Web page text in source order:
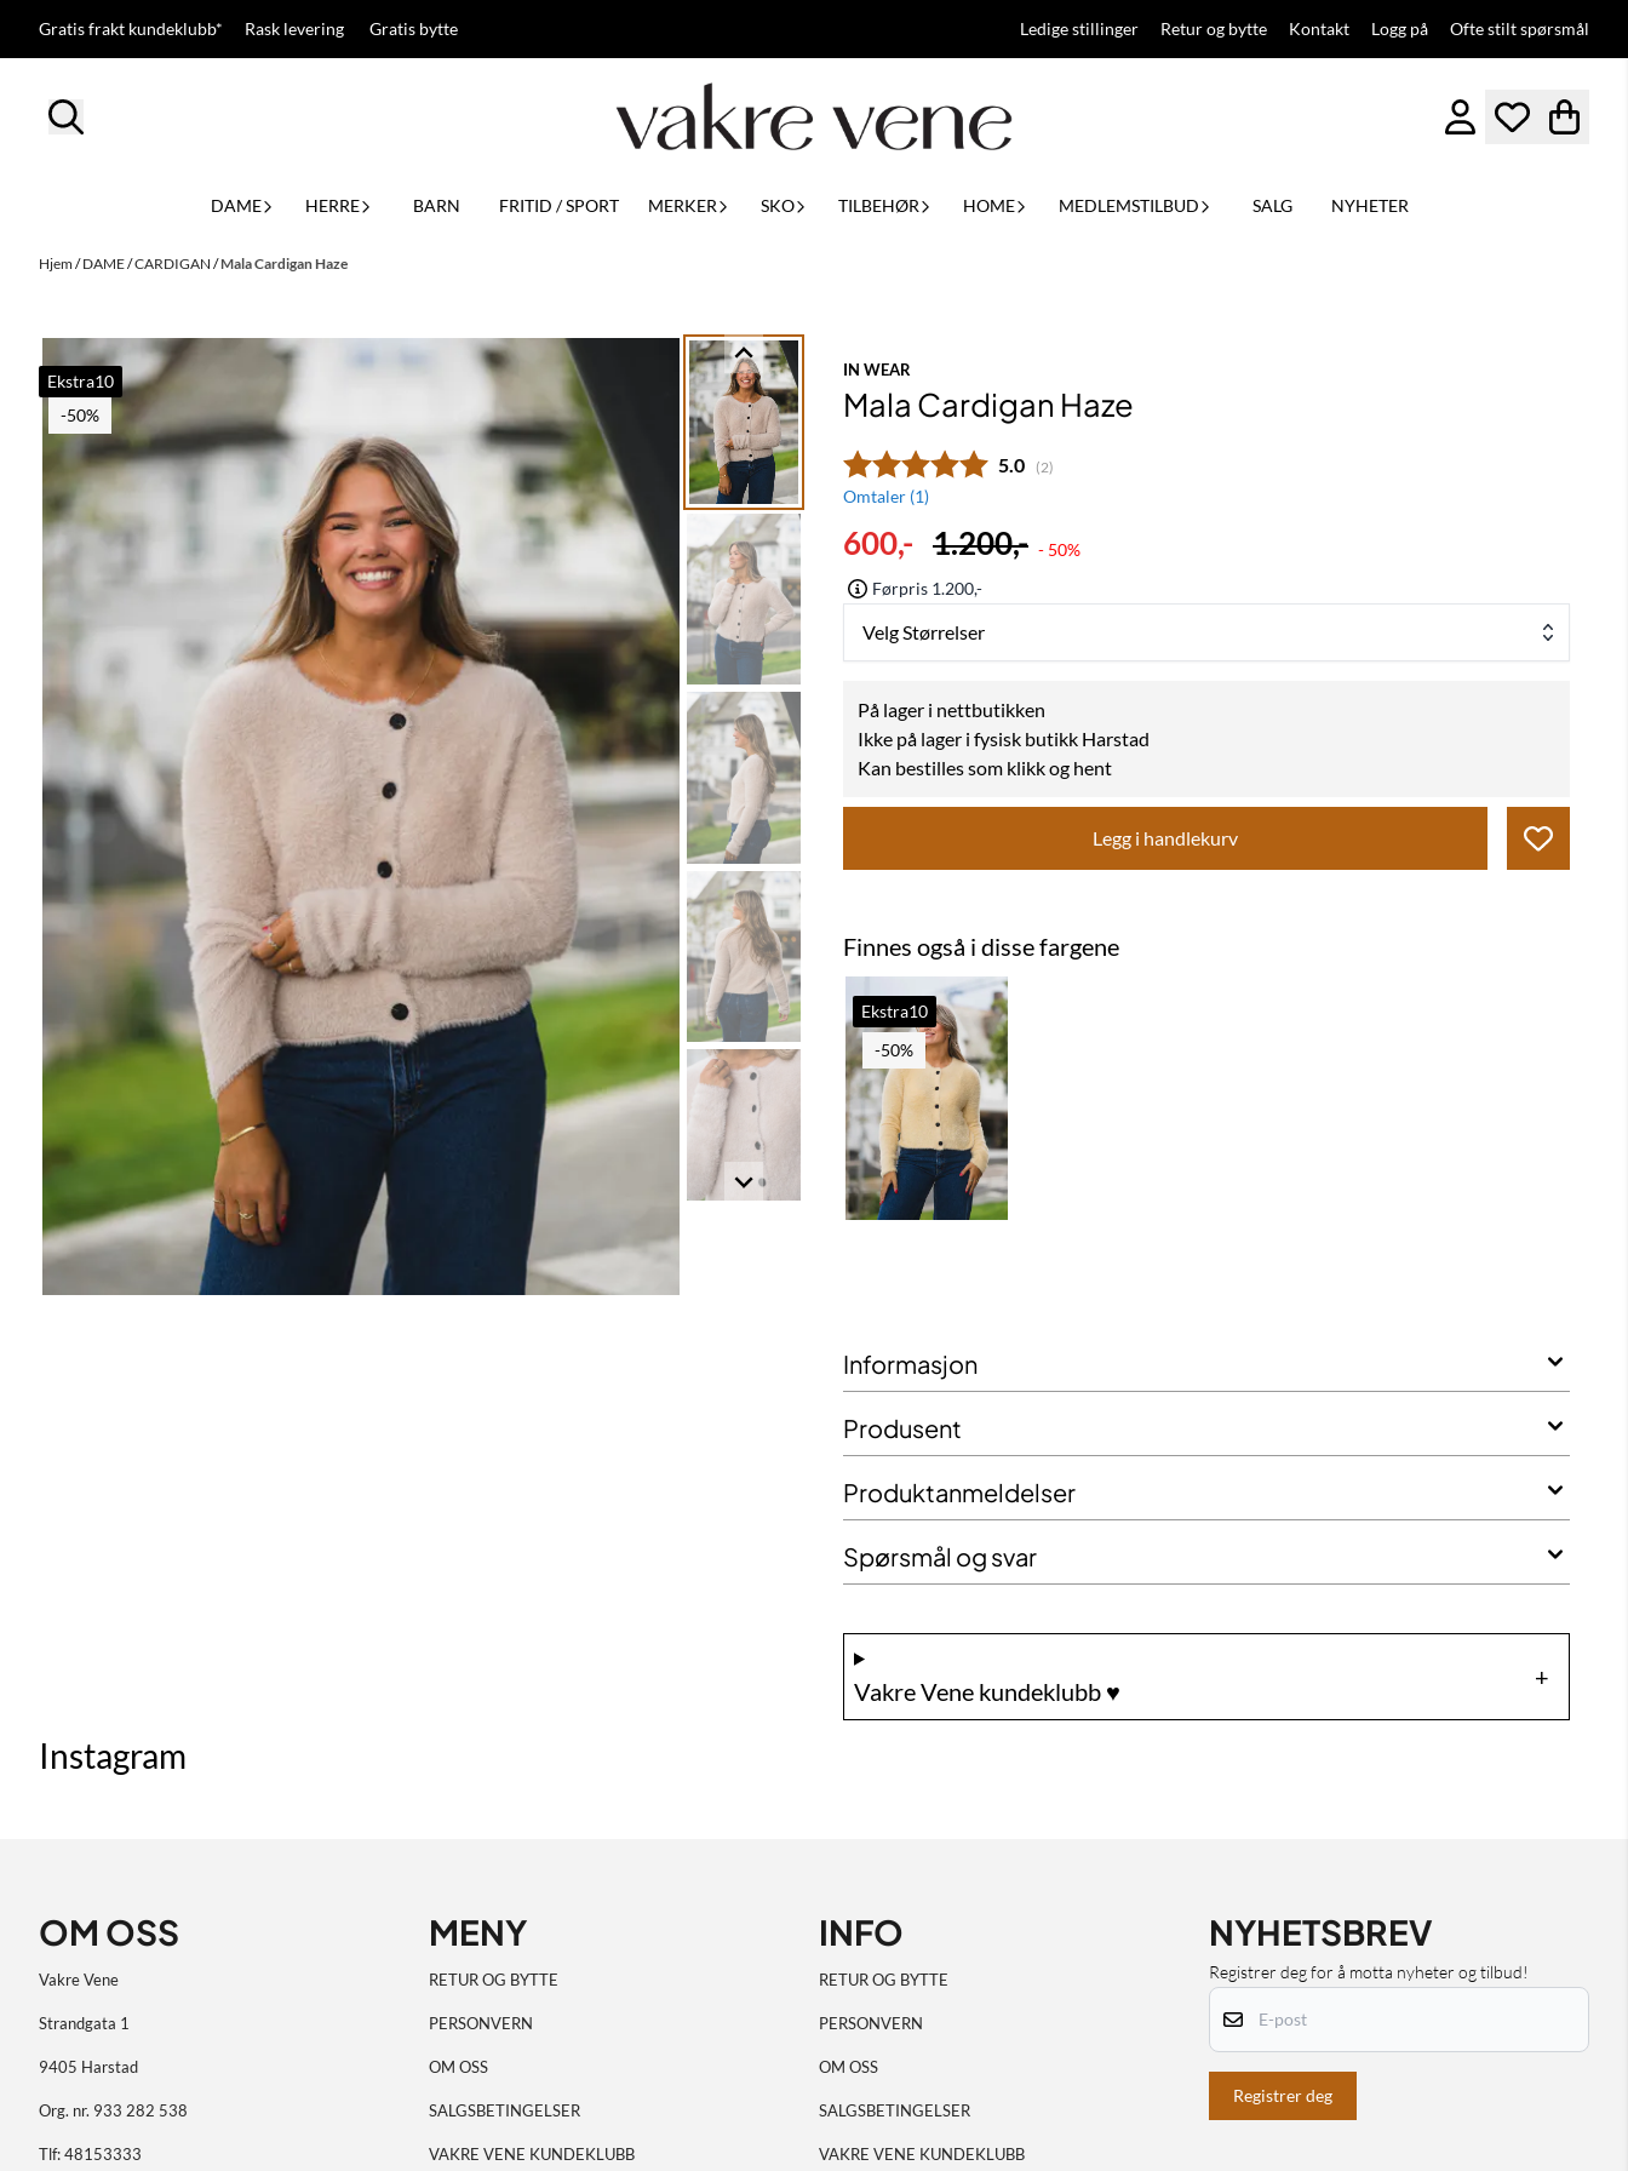
Hopp til innhold
Gratis frakt kundeklubb* Rask levering Gratis bytte Ledige stillinger Retur og bytte Kontakt Logg på Ofte stilt spørsmål
DAME HERRE BARN FRITID / SPORT MERKER SKO TILBEHØR HOME MEDLEMSTILBUD SALG NYHETER
Hjem/DAME/CARDIGAN /Mala Cardigan Haze
Ekstra10
-50%
IN WEAR
Mala Cardigan Haze
Gjennomsnittskarakter:
5.0 (stemmer:
2)
Omtaler (1)
600,- 1.200,- - 50%
Førpris 1.200,-
Velg Størrelser
På lager i nettbutikken
Ikke på lager i fysisk butikk Harstad
Kan bestilles som klikk og hent
Legg i handlekurv
Finnes også i disse fargene
Ekstra10
-50%
Informasjon
Produsent
Produktanmeldelser
Spørsmål og svar
Vakre Vene kundeklubb ♥️
Instagram
OM OSS
Vakre Vene
Strandgata 1
9405 Harstad
Org. nr. 933 282 538
Tlf:48153333
MENY
RETUR OG BYTTE
PERSONVERN
OM OSS
SALGSBETINGELSER
VAKRE VENE KUNDEKLUBB
INFO
RETUR OG BYTTE
PERSONVERN
OM OSS
SALGSBETINGELSER
VAKRE VENE KUNDEKLUBB
NYHETSBREV
Registrer deg for å motta nyheter og tilbud!
E-post
Registrer deg